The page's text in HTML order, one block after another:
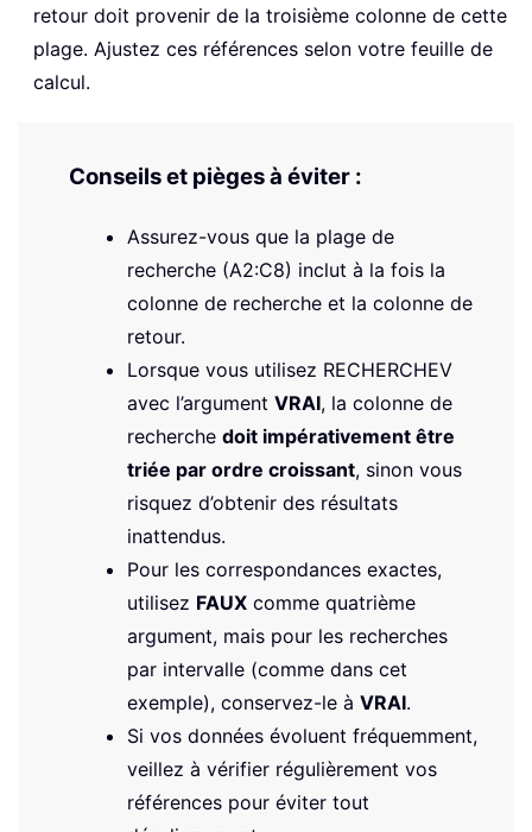
retour doit provenir de la troisième colonne de cette
plage. Ajustez ces références selon votre feuille de
calcul.
Conseils et pièges à éviter :
Assurez-vous que la plage de
recherche (A2:C8) inclut à la fois la
colonne de recherche et la colonne de
retour.
Lorsque vous utilisez RECHERCHEV
avec l’argument VRAI, la colonne de
recherche doit impérativement être
triée par ordre croissant, sinon vous
risquez d’obtenir des résultats
inattendus.
Pour les correspondances exactes,
utilisez FAUX comme quatrième
argument, mais pour les recherches
par intervalle (comme dans cet
exemple), conservez-le à VRAI.
Si vos données évoluent fréquemment,
veillez à vérifier régulièrement vos
références pour éviter tout